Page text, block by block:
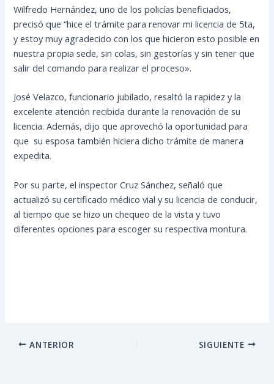
Wilfredo Hernández, uno de los policías beneficiados,
precisó que “hice el trámite para renovar mi licencia de 5ta,
y estoy muy agradecido con los que hicieron esto posible en
nuestra propia sede, sin colas, sin gestorías y sin tener que
salir del comando para realizar el proceso».
José Velazco, funcionario jubilado, resaltó la rapidez y la
excelente atención recibida durante la renovación de su
licencia. Además, dijo que aprovechó la oportunidad para
que su esposa también hiciera dicho trámite de manera
expedita.
Por su parte, el inspector Cruz Sánchez, señaló que
actualizó su certificado médico vial y su licencia de conducir,
al tiempo que se hizo un chequeo de la vista y tuvo
diferentes opciones para escoger su respectiva montura.
ANTERIOR SIGUIENTE